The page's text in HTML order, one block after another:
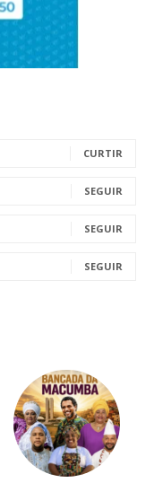
CURTIR
SEGUIR
SEGUIR
SEGUIR